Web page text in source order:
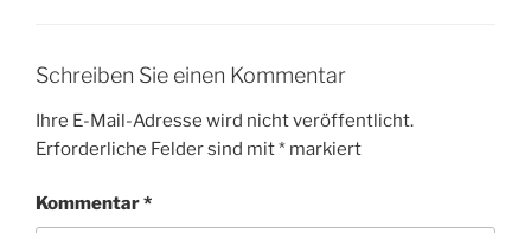
Schreiben Sie einen Kommentar
Ihre E-Mail-Adresse wird nicht veröffentlicht.
Erforderliche Felder sind mit* markiert
Kommentar*